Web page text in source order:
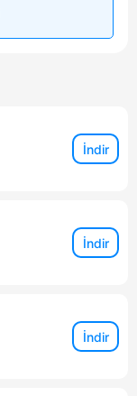
İndir
İndir
İndir